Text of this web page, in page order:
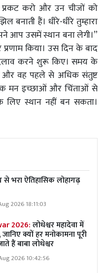
करो और उन चीजों को
बनाती हैं। धीरे-धीरे तुम्हारा
आप उसमें स्थान बना लेगी।”
किया। उस दिन के बाद
करने शुरू किए। समय के
और वह पहले से अधिक संतुष्ट
मन इच्छाओं और चिंताओं से
स्थान नहीं बन सकता।
भरा ऐतिहासिक लोहागढ़
2026 18:11:03
2026:लोधेश्वर महादेवा में
क्यों हर मनोकामना पूरी
हैं बाबा लोधेश्वर
2026 10:42:56